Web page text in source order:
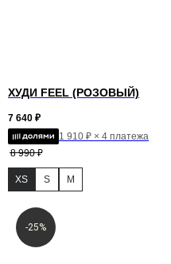
ХУДИ FEEL (РОЗОВЫЙ)
7 640 ₽
1 910 ₽ × 4 платежа
8 990 ₽
XS S M
-25%